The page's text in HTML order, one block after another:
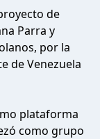
de
Parra y
por la
de Venezuela
plataforma
como grupo